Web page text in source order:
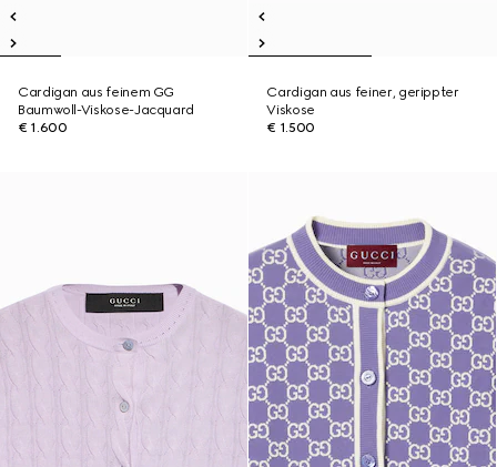
Cardigan aus feinem GG
Baumwoll-Viskose-Jacquard
€ 1.600
Cardigan aus feiner, gerippter
Viskose
€ 1.500